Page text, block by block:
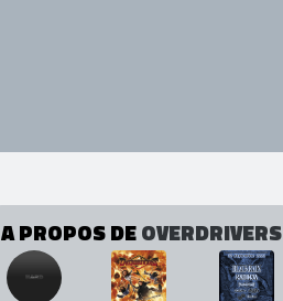
A PROPOS DEOVERDRIVERS